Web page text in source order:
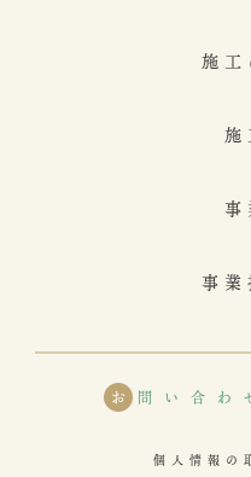
施工
施
事
事業
お 問い合わ
個人情報の